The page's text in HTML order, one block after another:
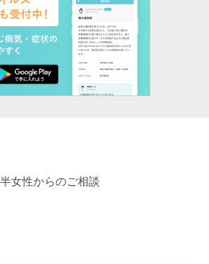
女性からのご相談